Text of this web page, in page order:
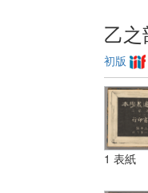
三図 第
乙
初版
1 表紙